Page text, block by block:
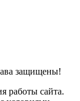
защищены!
работы сайта.